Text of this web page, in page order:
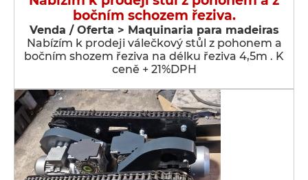
bočním schozem řeziva.
Venda / Oferta > Maquinaria para madeiras
Nabízím k prodeji válečkový stůl z pohonem a
bočním shozem řeziva na délku řeziva 4,5m . K
ceně + 21%DPH